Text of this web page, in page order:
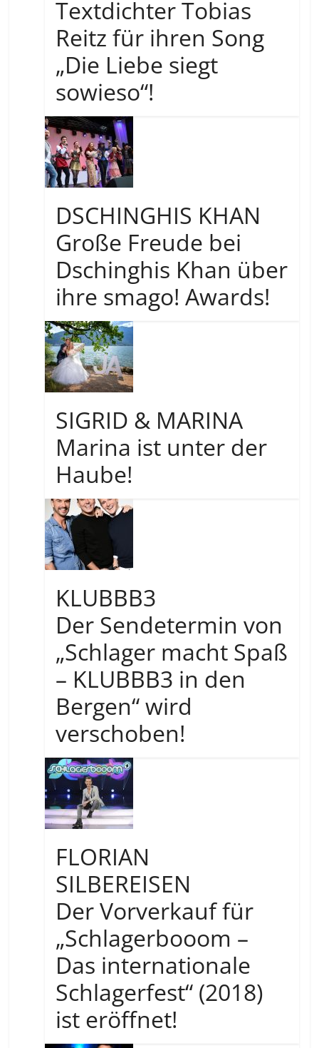
Textdichter Tobias
Reitz für ihren Song
„Die Liebe siegt
sowieso“!
DSCHINGHIS KHAN
Große Freude bei
Dschinghis Khan über
ihre smago! Awards!
SIGRID & MARINA
Marina ist unter der
Haube!
KLUBBB3
Der Sendetermin von
„Schlager macht Spaß
– KLUBBB3 in den
Bergen“ wird
verschoben!
FLORIAN
SILBEREISEN
Der Vorverkauf für
„Schlagerbooom –
Das internationale
Schlagerfest“ (2018)
ist eröffnet!